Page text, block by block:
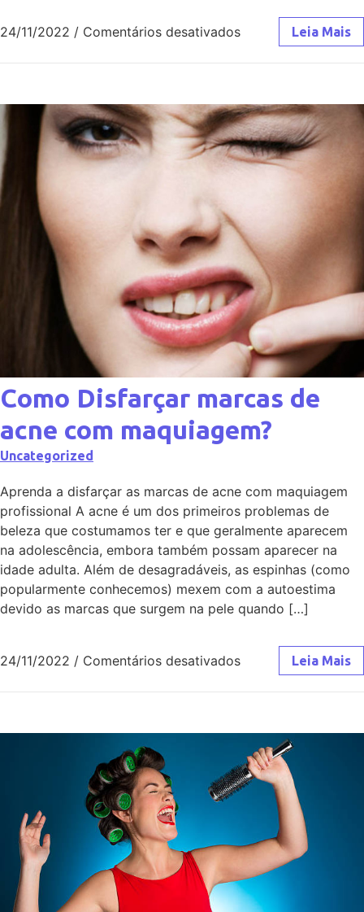
24/11/2022 / Comentários desativados Leia Mais
Como Disfarçar marcas de
acne com maquiagem?
Uncategorized
Aprenda a disfarçar as marcas de acne com maquiagem
profissional A acne é um dos primeiros problemas de
beleza que costumamos ter e que geralmente aparecem
na adolescência, embora também possam aparecer na
idade adulta. Além de desagradáveis, as espinhas (como
popularmente conhecemos) mexem com a autoestima
devido as marcas que surgem na pele quando […]
24/11/2022 / Comentários desativados Leia Mais